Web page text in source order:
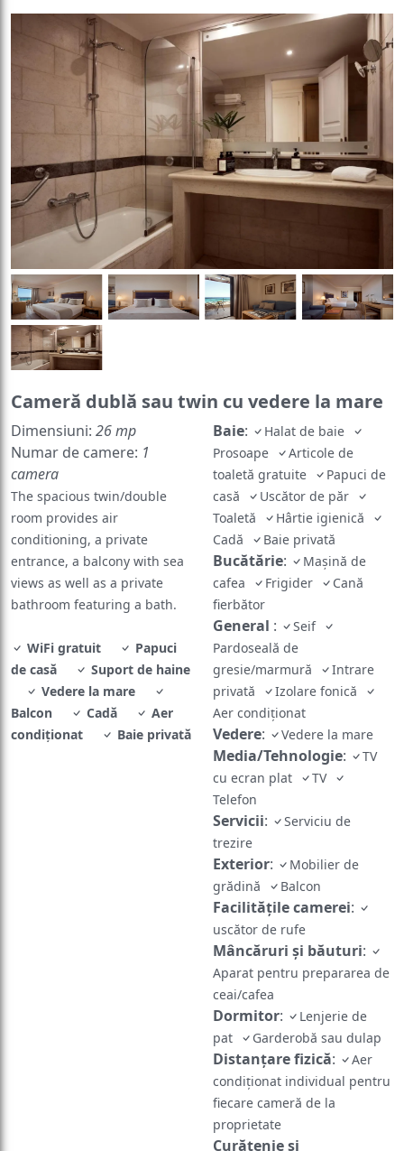
Cameră dublă sau twin cu vedere la mare
Dimensiuni: 26 mp
Numar de camere: 1
camera
The spacious twin/double
room provides air
conditioning, a private
entrance, a balcony with sea
views as well as a private
bathroom featuring a bath.
WiFi gratuit
Papuci
de casă
Suport de haine
Vedere la mare
Balcon
Cadă
Aer
condiţionat
Baie privată
Baie:
Halat de baie
Prosoape
Articole de
toaletă gratuite
Papuci de
casă
Uscător de păr
Toaletă
Hârtie igienică
Cadă
Baie privată
Bucătărie:
Mașină de
cafea
Frigider
Cană
fierbător
General :
Seif
Pardoseală de
gresie/marmură
Intrare
privată
Izolare fonică
Aer condiţionat
Vedere: Vedere la mare
Media/Tehnologie:
TV
cu ecran plat
TV
Telefon
Servicii:
Serviciu de
trezire
Exterior:
Mobilier de
grădină
Balcon
Facilităţile camerei:
uscător de rufe
Mâncăruri și băuturi:
Aparat pentru prepararea de
ceai/cafea
Dormitor:
Lenjerie de
pat
Garderobă sau dulap
Distanțare fizică:
Aer
condiționat individual pentru
fiecare cameră de la
proprietate
Curățenie și